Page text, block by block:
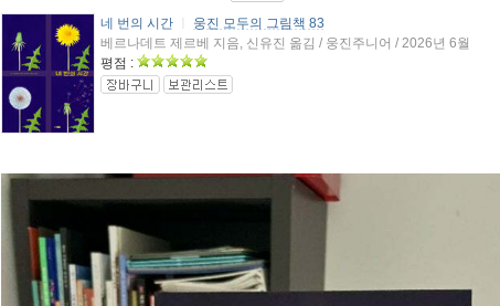
네 번의 시간
웅진 모두의 그림책 83
베르나데트 제르베 지음, 신유진 옮김 / 웅진주니어 / 2026년 6월
평점 :